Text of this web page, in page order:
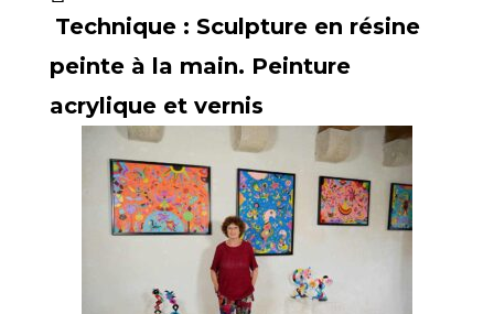
Technique : Sculpture en résine
peinte à la main. Peinture
acrylique et vernis